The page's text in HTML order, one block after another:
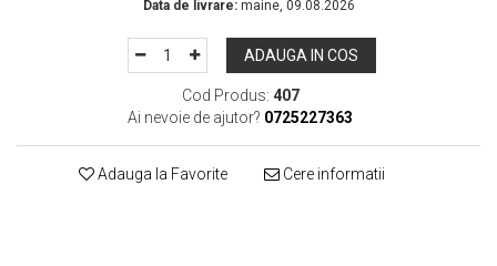
Data de livrare:maine, 09.08.2026
ADAUGA IN COS
Cod Produs: 407
Ai nevoie de ajutor? 0725227363
Adauga la Favorite Cere informatii